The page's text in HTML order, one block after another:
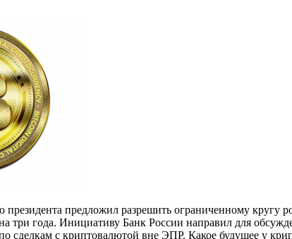
предложил разрешить ограниченному кругу
три года. Инициативу Банк России направил для
по сделкам с криптовалютой вне ЭПР. Какое будущее у